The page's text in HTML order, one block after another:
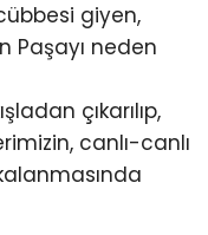
giyen,
Paşayı neden
çıkarılıp,
canlı-canlı